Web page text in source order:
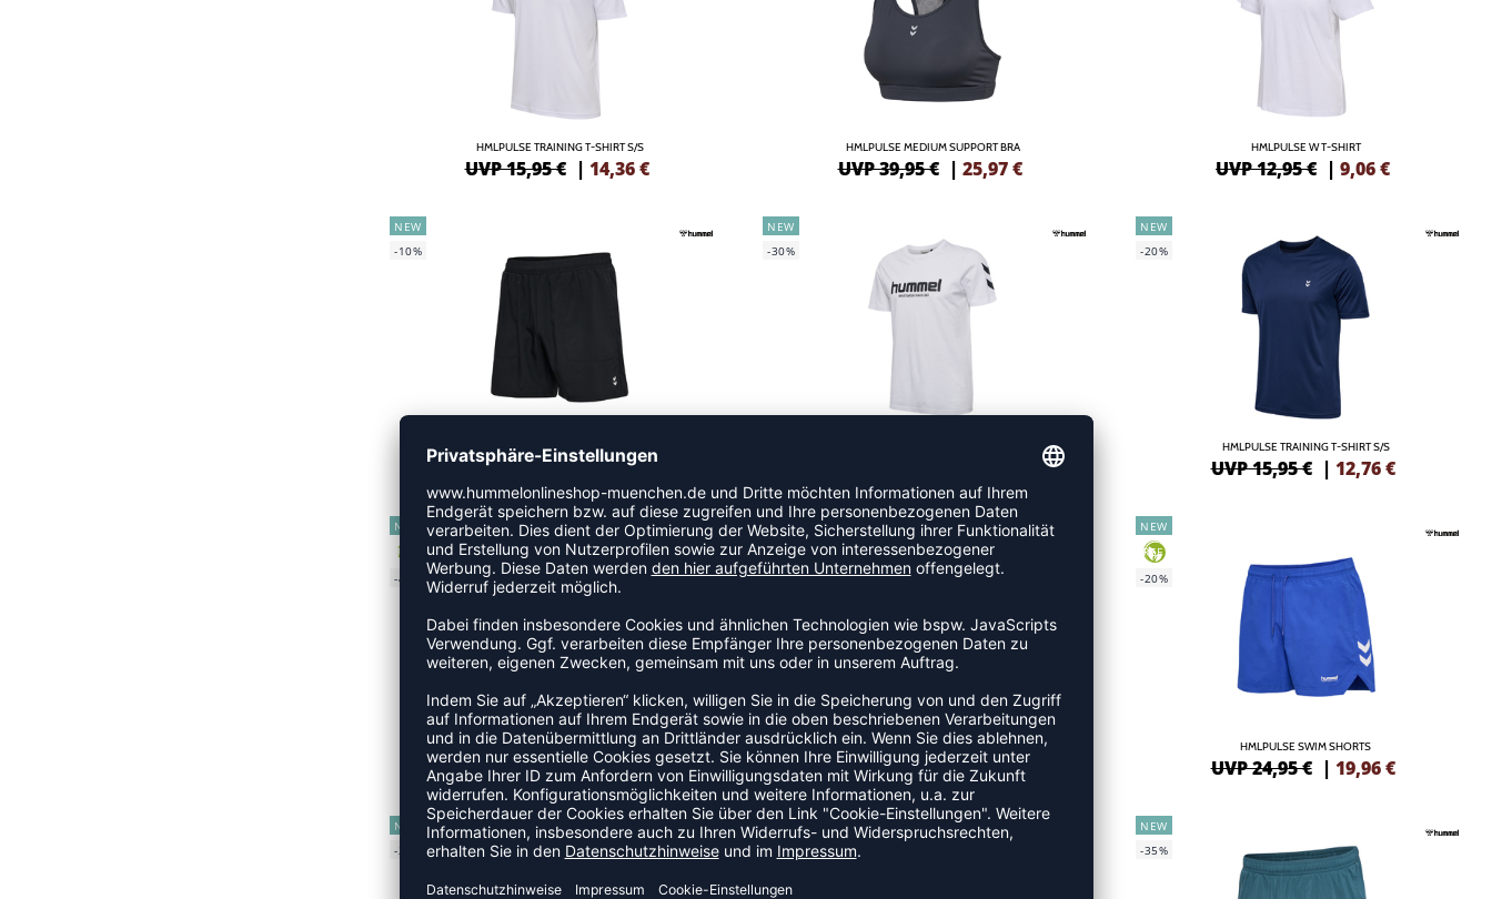
HMLPULSE TRAINING T-SHIRT S/S
UVP 15,95 € | 14,36 €
HMLPULSE MEDIUM SUPPORT BRA
UVP 39,95 € | 25,97 €
HMLPULSE W T-SHIRT
UVP 12,95 € | 9,06€
NEW
-10%
HMLPULSE WORKOUT SHORTS
UVP 27,95 € |25,15€
NEW
-30%
NEW
-20%
HMLPULSE TRAINING T-SHIRT S/S
UVP 15,95 € | 12,76 €
NEW
GREEN
-40%
HMLPULSE GRAPHIC T-SHIRT S/S
UVP 22,95 € |13,77€
NEW
GREEN
-40%
HMLPULSE GRAPHIC T-SHIRT S/S
UVP 22,95 € |13,77€
NEW
GREEN
-20%
HMLPULSE SWIM SHORTS
UVP 24,95 € | 19,96 €
NEW
-20%
NEW
-30%
NEW
-35%